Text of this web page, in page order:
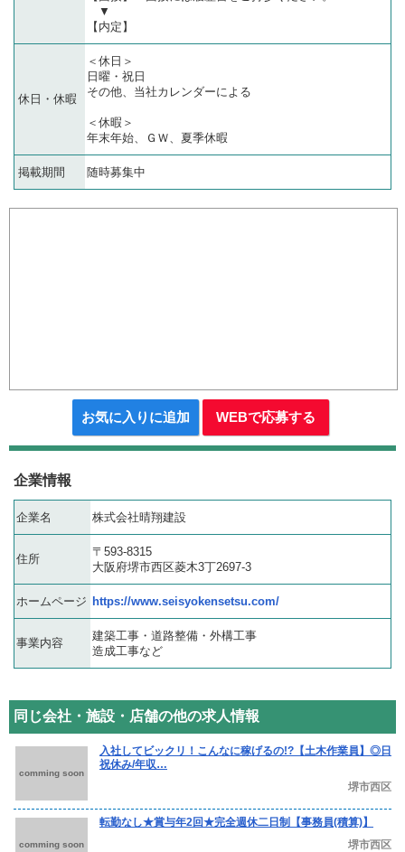
▼
【内定】
休日・休暇
＜休日＞
日曜・祝日
その他、当社カレンダーによる
＜休暇＞
年末年始、ＧＷ、夏季休暇
掲載期間 随時募集中
お気に入りに追加 WEBで応募する
企業情報
企業名 株式会社晴翔建設
住所
〒593-8315
大阪府堺市西区菱木3丁2697-3
ホームページ https://www.seisyokensetsu.com/
事業内容
建築工事・道路整備・外構工事
造成工事など
同じ会社・施設・店舗の他の求人情報
comming soon
入社してビックリ！こんなに稼げるの!?【土木作業員】◎日
祝休み/年収…
堺市西区
comming soon
転勤なし★賞与年2回★完全週休二日制【事務員(積算)】
堺市西区